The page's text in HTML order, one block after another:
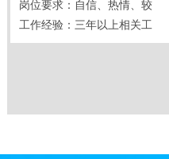
岗位要求：自信、热情、较
强团队精神；
工作经验：三年以上相关工
作经验